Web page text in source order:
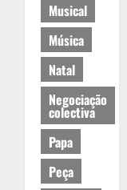
Musical
Música
Natal
Negociação
colectiva
Papa
Peça